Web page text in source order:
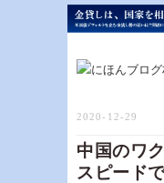
2020-12-29
中国のワ
スピード